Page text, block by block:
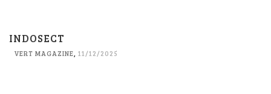
INDOSECT
VERT MAGAZINE, 11/12/2025